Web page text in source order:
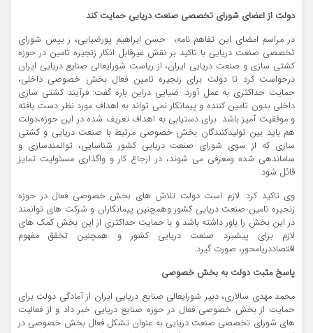
دولت از اعضای شورای تخصصی صنعت دریایی حمایت کند
در مراسم امضای این تفاهم نامه، حسن ابراهیم پورضیایی، ر ییس شورای
تخصصی صنعت دریایی با تاکید بر نقش غیرقابل انکار زنجیره تامین در حوزه
کشتی سازی و صنعت دریایی ایران، از ریاست شورایعالی صنایع دریایی ایران
درخواست کرد تا دولت برای زنجیره تامین فعال بخش خصوصی داخلی،
حمایت حداکثری به عمل آورد. ضیایی دراین باره گفت: فرآیند کشتی سازی
داخلی بدون تامین کننده و پیمانکار نمی تواند به اهداف مورد نظر دست یافته
و موفقیت آمیز باشد. برای دستیابی به اهداف تعریف شده در این حوزه،دولت
هم باید بین تولیدکنندگان بخش خصوصی مرتبط با صنعت دریایی و کشتی
سازی که از سوی شورای صنعت دریایی کشور شناسایی، توانمندسازی و
ساماندهی شده ومعرفی می شوند، در ارجاع کار و واگذاری مسئولیت تمایز
قائل شود.
وی تاکید کرد: لازم است دولت تلاش های بخش خصوصی فعال در حوزه
زنجیره تامین صنعت دریایی کشور وهمچنین پیمانکاران و شرکت های توانمند
در این بخش را باور داشته باشد و با حمایت حداکثری از این بخش کمک های
لازم برای پیشبرد صنعت دریایی کشور و همچنین تخقق مفهوم
اقتصاددریامحور، صورت گیرد.
پاسخ مثبت دولت به بخش خصوصی
محمد مهدی سالاری، دبیر شورایعالی صنایع دریایی ایران از آمادگی دولت برای
حمایت از بخش خصوصی فعال در حوزه صنایع دریایی خبر داد و از فعالیت
های شورای تخصصی صنعت دریایی به عنوان تشکل فعال بخش خصوصی در